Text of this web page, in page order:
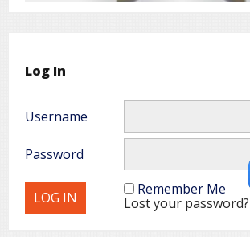
Log In
Username
Password
Remember Me
Lost your password?